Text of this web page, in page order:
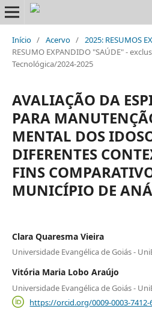
Início / Acervo / 2025: RESUMOS
RESUMO EXPANDIDO "SAÚDE" -
Tecnológica/2024-2025
AVALIAÇÃO DA
PARA
MENTAL DOS
DIFERENTES
FINS
MUNICÍPIO DE
Clara Quaresma Vieira
Universidade Evangélica de Goiás -
Vitória Maria Lobo Araújo
Universidade Evangélica de Goiás -
https://orcid.org/0009-0003-